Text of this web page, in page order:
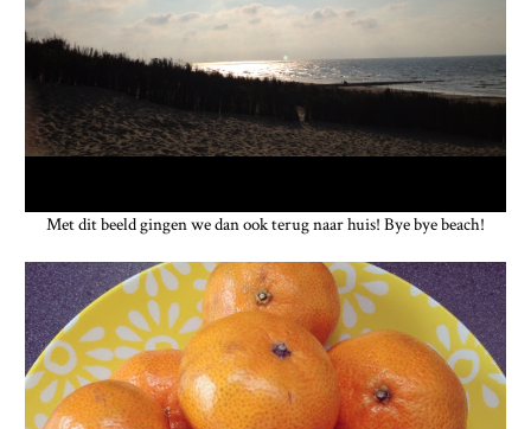
Met dit beeld gingen we dan ook terug naar huis! Bye bye beach!